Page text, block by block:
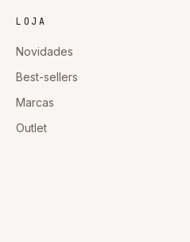
LOJA
Novidades
Best-sellers
Marcas
Outlet